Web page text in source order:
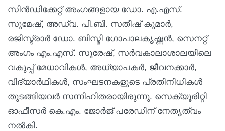
സിന്‍ഡിക്കേറ്റ് അംഗങ്ങളായ ഡോ. എ.എസ്.
സുമേഷ്, അഡ്വ. പി.ബി. സതീഷ് കുമാര്‍,
രജിസ്ട്രാര്‍ ഡോ. ബിസ്മി ഗോപാലകൃഷ്ണന്‍, സെനറ്റ്
അംഗം എം.എസ്. സുരേഷ്, സര്‍വകാലാശാലയിലെ
വകുപ്പ് മേധാവികള്‍, അധ്യാപകര്‍, ജീവനക്കാര്‍,
വിദ്യാര്‍ഥികള്‍, സംഘടനകളുടെ പ്രതിനിധികള്‍
തുടങ്ങിയവര്‍ സന്നിഹിതരായിരുന്നു. സെക്യൂരിറ്റി
ഓഫീസര്‍ കെ.എം. ജോര്‍ജ് പരേഡിന് നേതൃത്വം
നല്‍കി.